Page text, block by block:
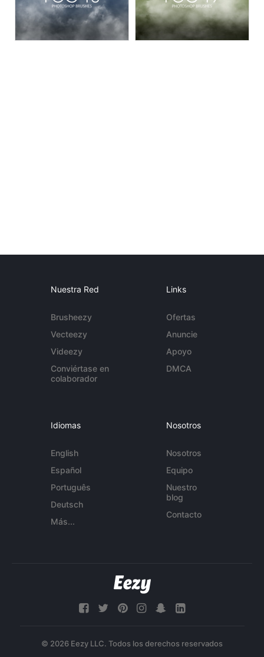
Nuestra Red
Brusheezy
Vecteezy
Videezy
Conviértase en
colaborador
Links
Ofertas
Anuncie
Apoyo
DMCA
Idiomas
English
Español
Português
Deutsch
Más...
Nosotros
Nosotros
Equipo
Nuestro
blog
Contacto
© 2026 Eezy LLC. Todos los derechos reservados